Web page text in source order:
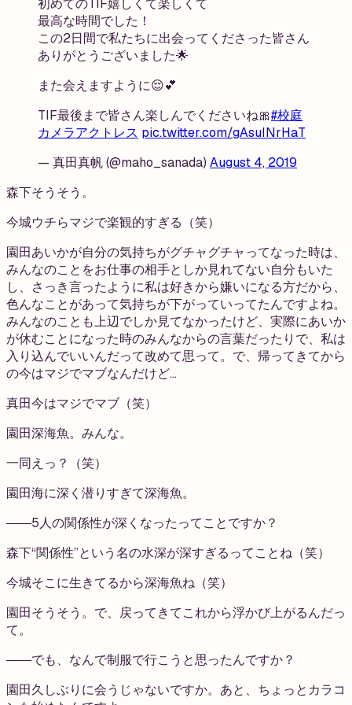
初めてのTIF嬉しくて楽しくて
最高な時間でした！
この2日間で私たちに出会ってくださった皆さん
ありがとうございました🌟
また会えますように😌💕
TIF最後まで皆さん楽しんでくださいね🎀#校庭
カメラアクトレス pic.twitter.com/gAsuINrHaT
— 真田真帆 (@maho_sanada) August 4, 2019
森下そうそう。
今城ウチらマジで楽観的すぎる（笑）
園田あいかが自分の気持ちがグチャグチャってなった時は、
みんなのことをお仕事の相手としか見れてない自分もいた
し、さっき言ったように私は好きから嫌いになる方だから、
色んなことがあって気持ちが下がっていってたんですよね。
みんなのことも上辺でしか見てなかったけど、実際にあいか
が休むことになった時のみんなからの言葉だったりで、私は
入り込んでいいんだって改めて思って。で、帰ってきてから
の今はマジでマブなんだけど…
真田今はマジでマブ（笑）
園田深海魚。みんな。
一同えっ？（笑）
園田海に深く潜りすぎて深海魚。
――5人の関係性が深くなったってことですか？
森下“関係性”という名の水深が深すぎるってことね（笑）
今城そこに生きてるから深海魚ね（笑）
園田そうそう。で、戻ってきてこれから浮かび上がるんだっ
て。
――でも、なんで制服で行こうと思ったんですか？
園田久しぶりに会うじゃないですか。あと、ちょっとカラコ